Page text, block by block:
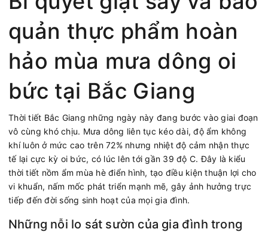
quản thực phẩm hoàn
hảo mùa mưa dông oi
bức tại Bắc Giang
Thời tiết Bắc Giang những ngày này đang bước vào giai đoạn
vô cùng khó chịu. Mưa dông liên tục kéo dài, độ ẩm không
khí luôn ở mức cao trên 72% nhưng nhiệt độ cảm nhận thực
tế lại cực kỳ oi bức, có lúc lên tới gần 39 độ C. Đây là kiểu
thời tiết nồm ẩm mùa hè điển hình, tạo điều kiện thuận lợi cho
vi khuẩn, nấm mốc phát triển mạnh mẽ, gây ảnh hưởng trực
tiếp đến đời sống sinh hoạt của mọi gia đình.
Những nỗi lo sát sườn của gia đình trong